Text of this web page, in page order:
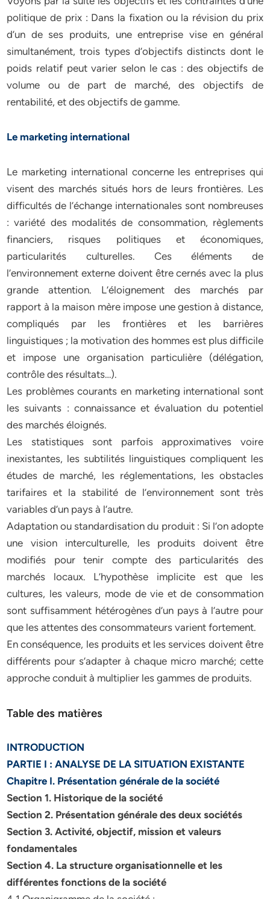
politique de prix : Dans la fixation ou la révision du prix
d’un de ses produits, une entreprise vise en général
simultanément, trois types d’objectifs distincts dont le
poids relatif peut varier selon le cas : des objectifs de
volume ou de part de marché, des objectifs de
rentabilité, et des objectifs de gamme.
Le marketing international
Le marketing international concerne les entreprises qui
visent des marchés situés hors de leurs frontières. Les
difficultés de l’échange internationales sont nombreuses
: variété des modalités de consommation, règlements
financiers, risques politiques et économiques,
particularités culturelles. Ces éléments de
l’environnement externe doivent être cernés avec la plus
grande attention. L’éloignement des marchés par
rapport à la maison mère impose une gestion à distance,
compliqués par les frontières et les barrières
linguistiques ; la motivation des hommes est plus difficile
et impose une organisation particulière (délégation,
contrôle des résultats…).
Les problèmes courants en marketing international sont
les suivants : connaissance et évaluation du potentiel
des marchés éloignés.
Les statistiques sont parfois approximatives voire
inexistantes, les subtilités linguistiques compliquent les
études de marché, les réglementations, les obstacles
tarifaires et la stabilité de l’environnement sont très
variables d’un pays à l’autre.
Adaptation ou standardisation du produit : Si l’on adopte
une vision interculturelle, les produits doivent être
modifiés pour tenir compte des particularités des
marchés locaux. L’hypothèse implicite est que les
cultures, les valeurs, mode de vie et de consommation
sont suffisamment hétérogènes d’un pays à l’autre pour
que les attentes des consommateurs varient fortement.
En conséquence, les produits et les services doivent être
différents pour s’adapter à chaque micro marché; cette
approche conduit à multiplier les gammes de produits.
Table des matières
INTRODUCTION
PARTIE I : ANALYSE DE LA SITUATION EXISTANTE
Chapitre I. Présentation générale de la société
Section 1. Historique de la société
Section 2. Présentation générale des deux sociétés
Section 3. Activité, objectif, mission et valeurs
fondamentales
Section 4. La structure organisationnelle et les
différentes fonctions de la société